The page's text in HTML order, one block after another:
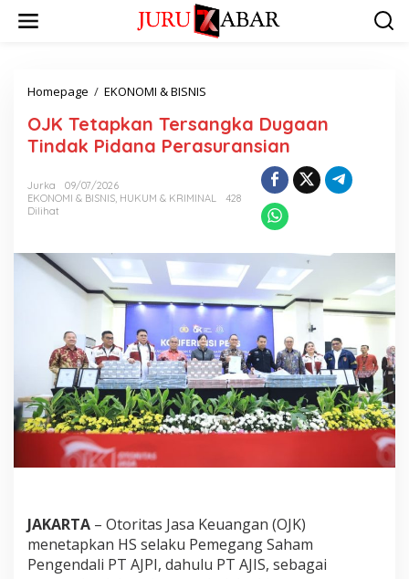
Homepage / EKONOMI & BISNIS
OJK Tetapkan Tersangka Dugaan
Tindak Pidana Perasuransian
Jurka
09/07/2026
EKONOMI & BISNIS, HUKUM & KRIMINAL
428
Dilihat
JAKARTA – Otoritas Jasa Keuangan (OJK)
menetapkan HS selaku Pemegang Saham
Pengendali PT AJPI, dahulu PT AJIS, sebagai